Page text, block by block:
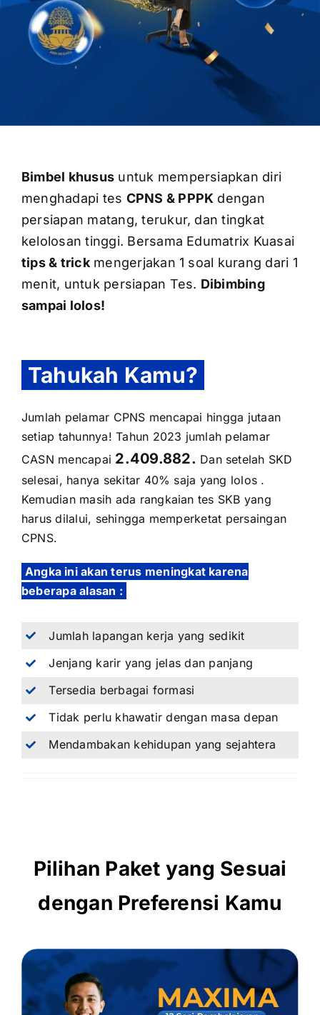
OUR PROGRAM
CONTACT US
Bimbel khusus untuk mempersiapkan diri
menghadapi tes CPNS & PPPK dengan
persiapan matang, terukur, dan tingkat
kelolosan tinggi. Bersama Edumatrix Kuasai
tips & trickmengerjakan 1 soal kurang dari 1
menit, untuk persiapan Tes. Dibimbing
sampai lolos!
Tahukah Kamu?
Jumlah pelamar CPNS mencapai hingga jutaan
setiap tahunnya! Tahun 2023 jumlah pelamar
CASN mencapai 2.409.882. Dan setelah SKD
selesai, hanya sekitar 40% saja yang lolos .
Kemudian masih ada rangkaian tes SKB yang
harus dilalui, sehingga memperketat persaingan
CPNS.
Angka ini akan terus meningkat karena
beberapa alasan :
Jumlah lapangan kerja yang sedikit
Jenjang karir yang jelas dan panjang
Tersedia berbagai formasi
Tidak perlu khawatir dengan masa depan
Mendambakan kehidupan yang sejahtera
Pilihan Paket yang Sesuai
dengan Preferensi Kamu